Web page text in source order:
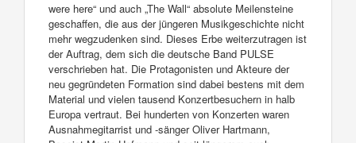
were here“ und auch „The Wall“ absolute Meilensteine
geschaffen, die aus der jüngeren Musikgeschichte nicht
mehr wegzudenken sind. Dieses Erbe weiterzutragen ist
der Auftrag, dem sich die deutsche Band PULSE
verschrieben hat. Die Protagonisten und Akteure der
neu gegründeten Formation sind dabei bestens mit dem
Material und vielen tausend Konzertbesuchern in halb
Europa vertraut. Bei hunderten von Konzerten waren
Ausnahmegitarrist und -sänger Oliver Hartmann,